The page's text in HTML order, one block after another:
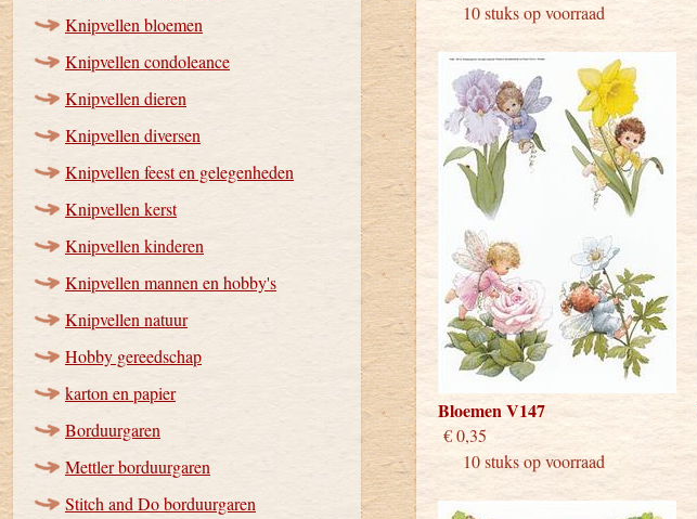
Knipvellen bloemen
Knipvellen condoleance
Knipvellen dieren
Knipvellen diversen
Knipvellen feest en gelegenheden
Knipvellen kerst
Knipvellen kinderen
Knipvellen mannen en hobby's
Knipvellen natuur
Hobby gereedschap
karton en papier
Borduurgaren
Mettler borduurgaren
Stitch and Do borduurgaren
10 stuks op voorraad
Bloemen V147
€ 0,35
10 stuks op voorraad